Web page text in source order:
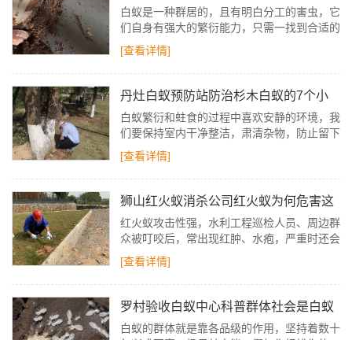
里会有白蚁
白蚁是一种群居的，且有明白分工的害虫，它
们自身有强大的繁衍能力，只需一找到合适的
地方(温度和湿度合适)落脚，随着时间的推移
就会产生出上千上万的白蚁。
[查看详情]
丹灶白蚁预防站防治杉木白蚁的7个小
妙招
白蚁繁衍和蛀食的过程中喜欢安静的环境，我
们要保持室内干净整洁，肃清杂物，防止留下
可吸收白蚁的废弃物，特别是不能留木质废弃
物和纸张等。
[查看详情]
狮山红火蚁消杀公司红火蚁为何危害这
么大
红火蚁攻击性强，水利工程巡检人员、周边群
众被叮咬后，常出现红肿、水疱，严重时还会
引发过敏休克，影响工程正常运维与群众安
全。
[查看详情]
罗村验收白蚁中心科普群体社会是白蚁
的生物特性
白蚁的群体就是靠各品级的作用，坚持着数十